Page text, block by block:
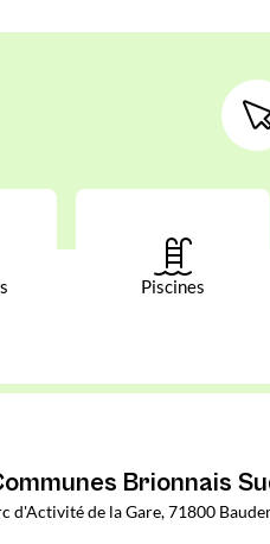
Piscines
Brionnais
d'Activité de la Gare, 71800